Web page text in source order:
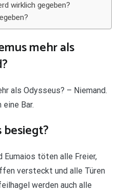
wirklich gegeben?
mehr als
als Odysseus? – Niemand.
Bar.
Eumaios töten alle Freier,
versteckt und alle Türen
werden auch alle